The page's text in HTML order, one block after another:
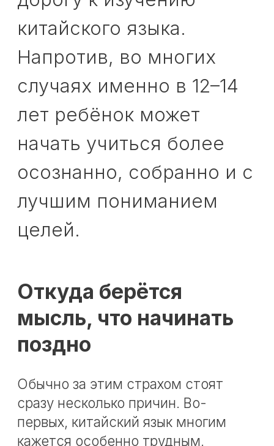
Обычно за этим страхом стоят
сразу несколько причин. Во-
первых, китайский язык многим
кажется особенно трудным.
Иероглифы, тоны, непривычная
ощущение, будто начинать нужно
потом будет слишком тяжело.
Во-вторых, родители часто
сравнивают китайский с
английским. Английский
действительно нередко начинают
раньше, поэтому создаётся
впечатление, что любой другой
язык тоже обязательно нужно
запускать как можно раньше.
В-третьих, подростковый возраст
экзаменационная перспектива — на
этом фоне китайский кажется
«слишком серьёзным» для старта.
Но между «начать раньше» и
«начать вовремя именно для этого
ребёнка» есть большая разница.
Почему 12–14 лет —
нормальный возраст
для старта изучения